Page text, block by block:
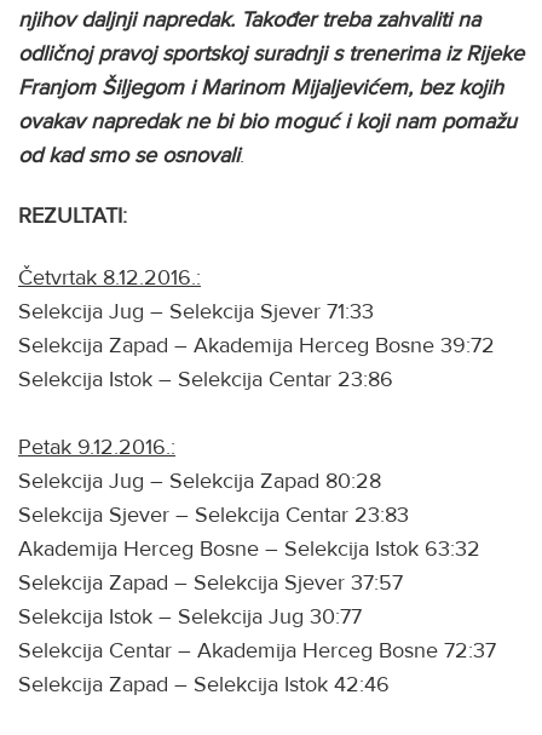
njihov daljnji napredak. Također treba zahvaliti na
odličnoj pravoj sportskoj suradnji s trenerima iz Rijeke
Franjom Šiljegom i Marinom Mijaljevićem, bez kojih
ovakav napredak ne bi bio moguć i koji nam pomažu
od kad smo se osnovali.
REZULTATI:
Četvrtak 8.12.2016.:
Selekcija Jug – Selekcija Sjever 71:33
Selekcija Zapad – Akademija Herceg Bosne 39:72
Selekcija Istok – Selekcija Centar 23:86
Petak 9.12.2016.:
Selekcija Jug – Selekcija Zapad 80:28
Selekcija Sjever – Selekcija Centar 23:83
Akademija Herceg Bosne – Selekcija Istok 63:32
Selekcija Zapad – Selekcija Sjever 37:57
Selekcija Istok – Selekcija Jug 30:77
Selekcija Centar – Akademija Herceg Bosne 72:37
Selekcija Zapad – Selekcija Istok 42:46